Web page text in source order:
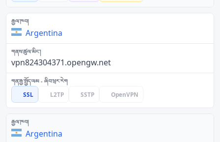
Argentina
vpn824304371.opengw.net
SSL L2TP SSTP OpenVPN
Argentina